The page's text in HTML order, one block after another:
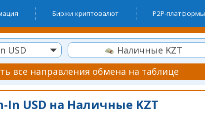
Биржи криптовалют P2P-платформы
USD
Наличные KZT
все направления обмена на таблице
USD на Наличные KZT